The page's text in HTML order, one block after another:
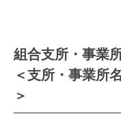
組合支所・事業
＜支所・事業所
＞